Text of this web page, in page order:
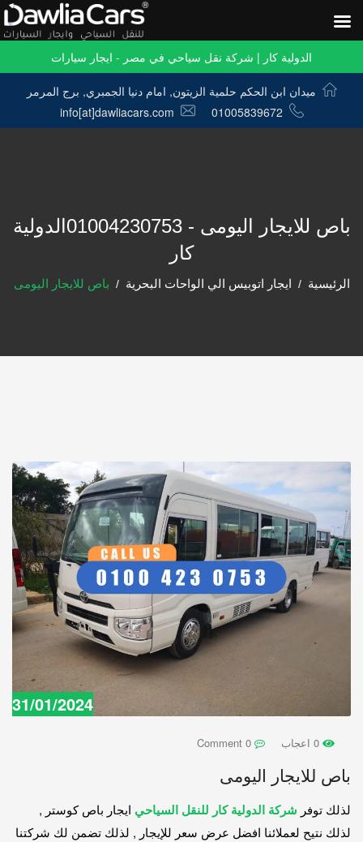
الدولية كار | شركة نقل سياحي في مصر - ايجار سيارات
ميدان ابن الحكم حلمية الزيتون, امام دنيا الجمبري, برج المرمر
01005839672
info[at]dawliacars.com
باص للايجار اليومى - 01004230753الدولية
كار
الرئيسية ايجار اتوبيس الي الواحات البحرية باص للايجار اليومى
31/01/2024
باص للايجار اليومى
لذلك توفر شركة الدولية كار للنقل السياحي ايجار باص كوستر ,
لذلك نتيح لعملائنا افضل عرض سعر للإيجار , لذلك تضمن لك شركتنا